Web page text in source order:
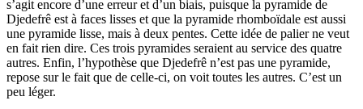
s’agit encore d’une erreur et d’un biais, puisque la pyramide de
Djedefrê est à faces lisses et que la pyramide rhomboïdale est aussi
une pyramide lisse, mais à deux pentes. Cette idée de palier ne veut
en fait rien dire. Ces trois pyramides seraient au service des quatre
autres. Enfin, l’hypothèse que Djedefrê n’est pas une pyramide,
repose sur le fait que de celle-ci, on voit toutes les autres. C’est un
peu léger.